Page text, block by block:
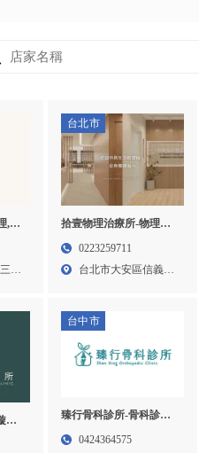
,呼
西
巷
台北市
拾壹物理治療所-物理治
療,物理治療所,台北物理
0223259711
台北市大安區信義路
醫
診
台中市
臻行骨科診所-骨科診所,
骨科推薦,台中骨科診所,
0424364575